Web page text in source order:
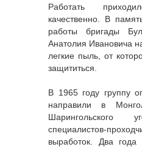
Работать
качественно. В
работы бригады
Анатолия Ивановича
легкие пыль, от
защититься.
В 1965 году группу
направили в
Шарингольского
специалистов-
выработок. Два года